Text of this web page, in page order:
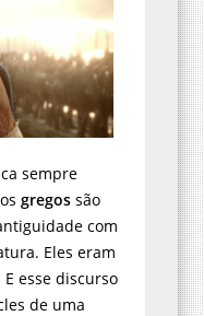
sempre
gregos são
com
Eles eram
esse discurso
de uma